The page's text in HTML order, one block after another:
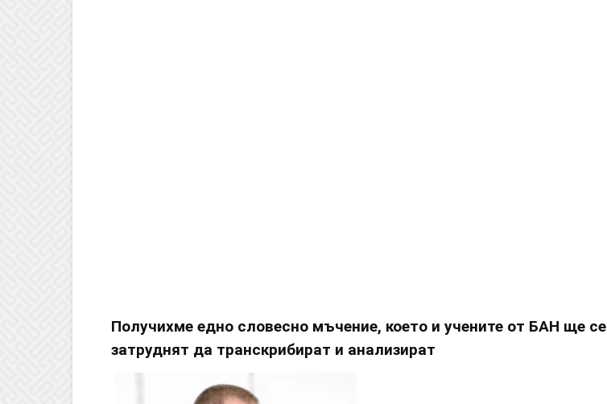
Получихме едно словесно мъчение, което и учените от БАН ще се
затруднят да транскрибират и анализират